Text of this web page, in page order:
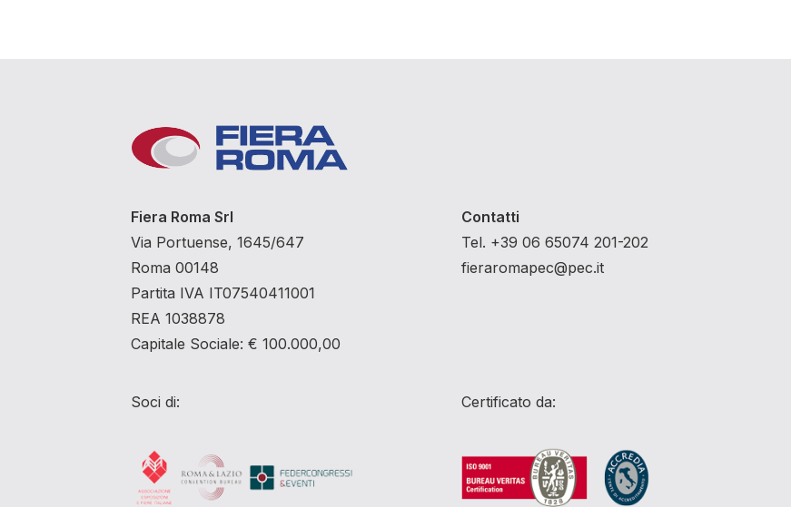
Fiera Roma Srl
Via Portuense, 1645/647
Roma 00148
Partita IVA IT07540411001
REA 1038878
Capitale Sociale: € 100.000,00
Contatti
Tel. +39 06 65074 201-202
fieraromapec@pec.it
Soci di: Certificato da: